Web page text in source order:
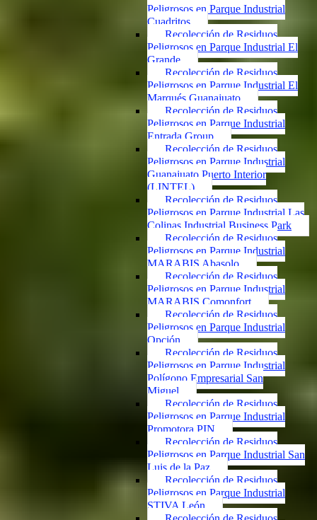
Peligrosos en Parque Industrial
Cuadritos
Recolección de Residuos
Peligrosos en Parque Industrial El
Grande
Recolección de Residuos
Peligrosos en Parque Industrial El
Marqués Guanajuato
Recolección de Residuos
Peligrosos en Parque Industrial
Entrada Group
Recolección de Residuos
Peligrosos en Parque Industrial
Guanajuato Puerto Interior
(LINTEL)
Recolección de Residuos
Peligrosos en Parque Industrial Las
Colinas Industrial Business Park
Recolección de Residuos
Peligrosos en Parque Industrial
MARABIS Abasolo
Recolección de Residuos
Peligrosos en Parque Industrial
MARABIS Comonfort
Recolección de Residuos
Peligrosos en Parque Industrial
Opción
Recolección de Residuos
Peligrosos en Parque Industrial
Polígono Empresarial San
Miguel
Recolección de Residuos
Peligrosos en Parque Industrial
Promotora PIN
Recolección de Residuos
Peligrosos en Parque Industrial San
Luis de la Paz
Recolección de Residuos
Peligrosos en Parque Industrial
STIVA León